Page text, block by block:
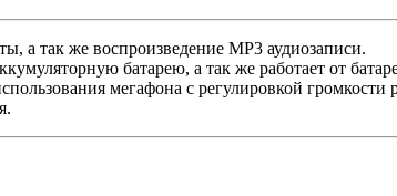
а так же воспроизведение MP3 аудиозаписи.
батарею, а так же работает от
мегафона с регулировкой громкости